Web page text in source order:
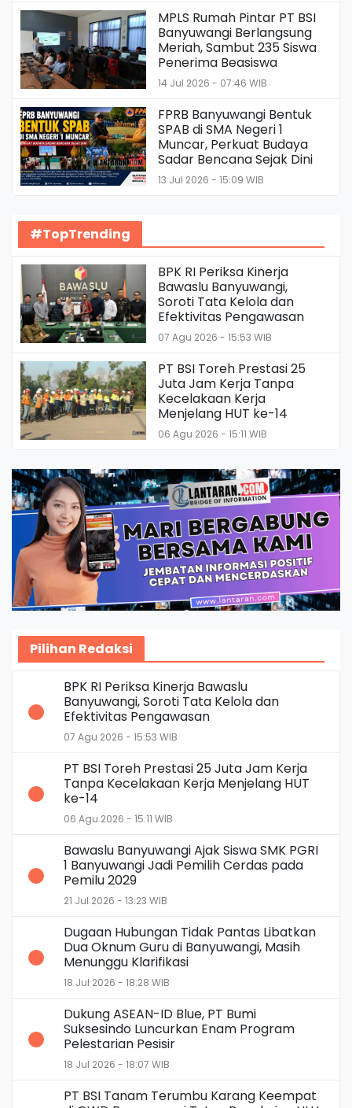
MPLS Rumah Pintar PT BSI
Banyuwangi Berlangsung
Meriah, Sambut 235 Siswa
Penerima Beasiswa
14 Jul 2026 - 07:46 WIB
FPRB Banyuwangi Bentuk
SPAB di SMA Negeri 1
Muncar, Perkuat Budaya
Sadar Bencana Sejak Dini
13 Jul 2026 - 15:09 WIB
#TopTrending
BPK RI Periksa Kinerja
Bawaslu Banyuwangi,
Soroti Tata Kelola dan
Efektivitas Pengawasan
07 Agu 2026 - 15:53 WIB
PT BSI Toreh Prestasi 25
Juta Jam Kerja Tanpa
Kecelakaan Kerja
Menjelang HUT ke-14
06 Agu 2026 - 15:11 WIB
Pilihan Redaksi
BPK RI Periksa Kinerja Bawaslu
Banyuwangi, Soroti Tata Kelola dan
Efektivitas Pengawasan
07 Agu 2026 - 15:53 WIB
PT BSI Toreh Prestasi 25 Juta Jam Kerja
Tanpa Kecelakaan Kerja Menjelang HUT
ke-14
06 Agu 2026 - 15:11 WIB
Bawaslu Banyuwangi Ajak Siswa SMK PGRI
1 Banyuwangi Jadi Pemilih Cerdas pada
Pemilu 2029
21 Jul 2026 - 13:23 WIB
Dugaan Hubungan Tidak Pantas Libatkan
Dua Oknum Guru di Banyuwangi, Masih
Menunggu Klarifikasi
18 Jul 2026 - 18:28 WIB
Dukung ASEAN-ID Blue, PT Bumi
Suksesindo Luncurkan Enam Program
Pelestarian Pesisir
18 Jul 2026 - 18:07 WIB
PT BSI Tanam Terumbu Karang Keempat